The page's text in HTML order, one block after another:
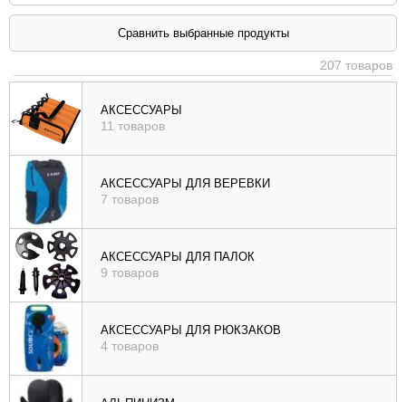
Сортировать по: наименованию (
убыв
), цене (
возр
|
убыв
возр
|
убыв
207 товаров
АКСЕССУАРЫ
11 товаров
АКСЕССУАРЫ ДЛЯ ВЕРЕВКИ
7 товаров
АКСЕССУАРЫ ДЛЯ ПАЛОК
9 товаров
АКСЕССУАРЫ ДЛЯ РЮКЗАКОВ
4 товаров